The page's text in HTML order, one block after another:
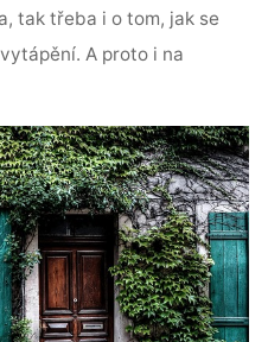
tak třeba i o tom, jak se
A proto i na